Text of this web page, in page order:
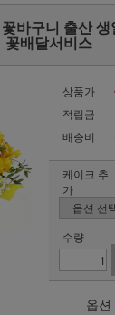
바구니 출산
꽃배달서비스
상품가
적립금
배송비
케이크 추
가
수량
옵